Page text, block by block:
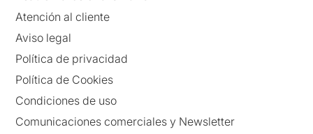
Atención al cliente
Aviso legal
Política de privacidad
Política de Cookies
Condiciones de uso
Comunicaciones comerciales y Newsletter